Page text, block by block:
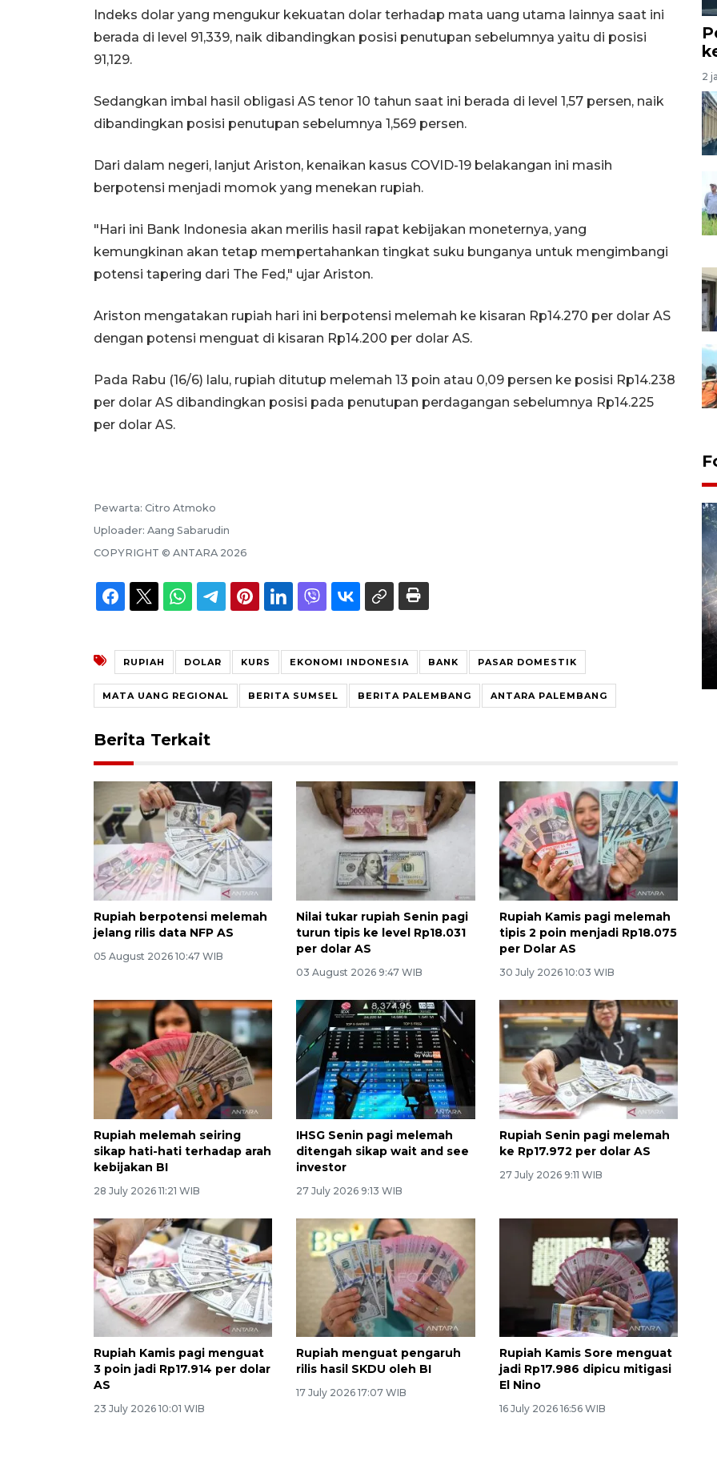
Indeks dolar yang mengukur kekuatan dolar terhadap mata uang utama lainnya saat ini
berada di level 91,339, naik dibandingkan posisi penutupan sebelumnya yaitu di posisi
91,129.
Sedangkan imbal hasil obligasi AS tenor 10 tahun saat ini berada di level 1,57 persen, naik
dibandingkan posisi penutupan sebelumnya 1,569 persen.
Dari dalam negeri, lanjut Ariston, kenaikan kasus COVID-19 belakangan ini masih
berpotensi menjadi momok yang menekan rupiah.
"Hari ini Bank Indonesia akan merilis hasil rapat kebijakan moneternya, yang
kemungkinan akan tetap mempertahankan tingkat suku bunganya untuk mengimbangi
potensi tapering dari The Fed," ujar Ariston.
Ariston mengatakan rupiah hari ini berpotensi melemah ke kisaran Rp14.270 per dolar AS
dengan potensi menguat di kisaran Rp14.200 per dolar AS.
Pada Rabu (16/6) lalu, rupiah ditutup melemah 13 poin atau 0,09 persen ke posisi Rp14.238
per dolar AS dibandingkan posisi pada penutupan perdagangan sebelumnya Rp14.225
per dolar AS.
Pewarta: Citro Atmoko
Uploader: Aang Sabarudin
COPYRIGHT © ANTARA 2026
RUPIAH DOLAR KURS EKONOMI INDONESIA BANK PASAR DOMESTIK
MATA UANG REGIONAL BERITA SUMSEL BERITA PALEMBANG ANTARA PALEMBANG
Berita Terkait
Rupiah berpotensi melemah
jelang rilis data NFP AS
05 August 2026 10:47 WIB
Nilai tukar rupiah Senin pagi
turun tipis ke level Rp18.031
per dolar AS
03 August 2026 9:47 WIB
Rupiah Kamis pagi melemah
tipis 2 poin menjadi Rp18.075
per Dolar AS
30 July 2026 10:03 WIB
Rupiah melemah seiring
sikap hati-hati terhadap arah
kebijakan BI
28 July 2026 11:21 WIB
IHSG Senin pagi melemah
ditengah sikap wait and see
investor
27 July 2026 9:13 WIB
Rupiah Senin pagi melemah
ke Rp17.972 per dolar AS
27 July 2026 9:11 WIB
Rupiah Kamis pagi menguat
3 poin jadi Rp17.914 per dolar
AS
23 July 2026 10:01 WIB
Rupiah menguat pengaruh
rilis hasil SKDU oleh BI
17 July 2026 17:07 WIB
Rupiah Kamis Sore menguat
jadi Rp17.986 dipicu mitigasi
El Nino
16 July 2026 16:56 WIB
2
kopi arabika Gayo
15 June 2026 11:15 WIB